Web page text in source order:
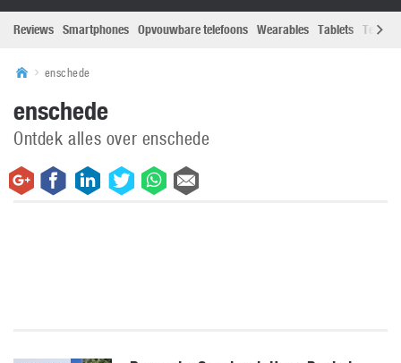
Reviews Smartphones Opvouwbare telefoons Wearables Tablets
enschede
enschede
Ontdek alles over enschede